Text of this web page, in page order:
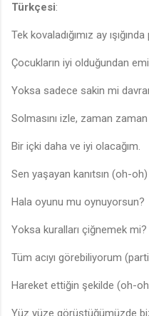
Türkçesi:
Tek kovaladığımız ay
Çocukların iyi olduğundan
Yoksa sadece sakin mi
Solmasını izle, zaman
Bir içki daha ve iyi olacağım.
Sen yaşayan kanıtsın (oh-oh)
Hala oyunu mu oynuyorsun?
Yoksa kuralları çiğnemek mi?
Tüm acıyı görebiliyorum
Hareket ettiğin şekilde (oh-
Yüz yüze görüştüğümüzde